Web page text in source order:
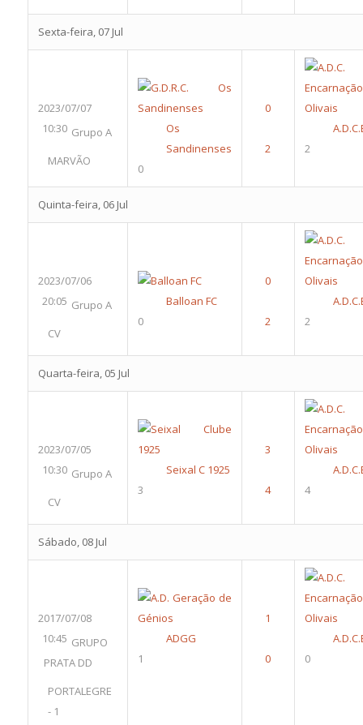
Sexta-feira, 07 Jul
2023/07/07
10:30 Grupo A
MARVÃO
Os
Sandinenses
0
2
Quinta-feira, 06 Jul
2023/07/06
20:05 Grupo A
CV
Balloan FC
0
2
Quarta-feira, 05 Jul
2023/07/05
10:30 Grupo A
CV
Seixal C 1925
3
4
Sábado, 08 Jul
2017/07/08
10:45 GRUPO
PRATA DD
PORTALEGRE
- 1
ADGG
1
0